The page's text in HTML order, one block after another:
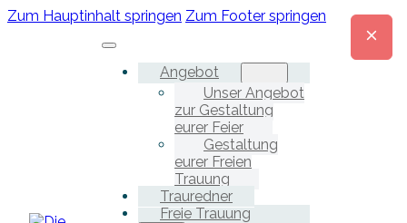
Zum Hauptinhalt springen Zum Footer springen
Angebot
Unser Angebot
zur Gestaltung
eurer Feier
Gestaltung
eurer Freien
Trauung
Trauredner
Freie Trauung